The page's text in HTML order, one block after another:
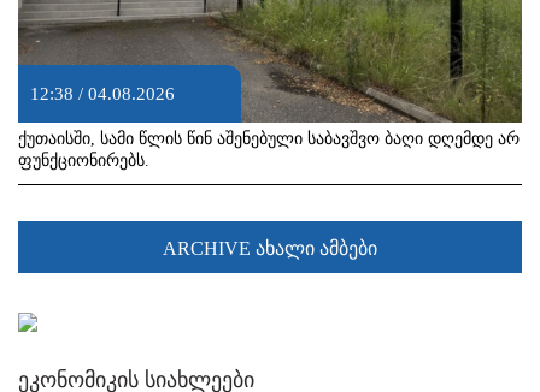
12:38 / 04.08.2026
ქუთაისში, სამი წლის წინ აშენებული საბავშვო ბაღი დღემდე არ
ფუნქციონირებს.
ARCHIVE ახალი ამბები
ეკონომიკის სიახლეები